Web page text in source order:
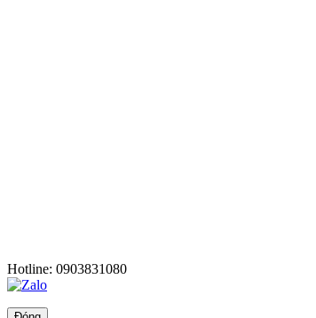
Hotline: 0903831080